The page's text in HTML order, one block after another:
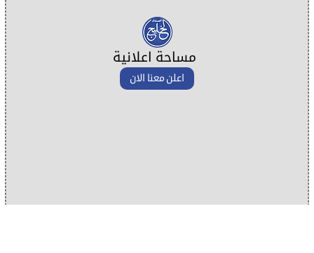
مساحة اعلانية
اعلن معنا الان